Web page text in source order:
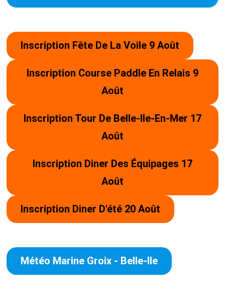
Inscription Fête De La Voile 9 Août
Inscription Course Paddle En Relais 9
Août
Inscription Tour De Belle-Ile-En-Mer 17
Août
Inscription Diner Des Équipages 17
Août
Inscription Diner D'été 20 Août
Météo Marine Groix - Belle-Ile